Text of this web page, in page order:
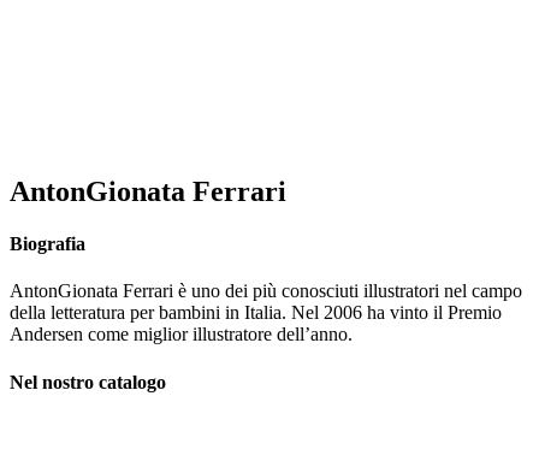
AntonGionata Ferrari
Biografia
AntonGionata Ferrari è uno dei più conosciuti illustratori nel campo
della letteratura per bambini in Italia. Nel 2006 ha vinto il Premio
Andersen come miglior illustratore dell’anno.
Nel nostro catalogo